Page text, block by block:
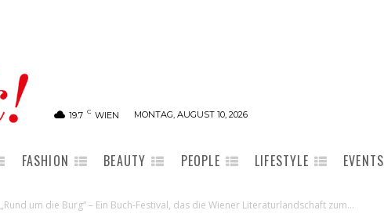
19.7 C WIEN MONTAG, AUGUST 10, 2026
FASHION BEAUTY PEOPLE LIFESTYLE EVENTS
„Rund um die Burg“ – Ein Buch-Festival, das die Wiener Literaturlandschaft zum...